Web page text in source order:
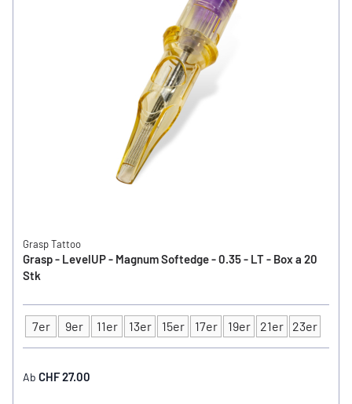
Grasp Tattoo
Grasp - LevelUP - Magnum Softedge - 0.35 - LT - Box a 20
Stk
Typ
7er 9er 11er 13er 15er 17er 19er 21er 23er
Ab CHF 27.00